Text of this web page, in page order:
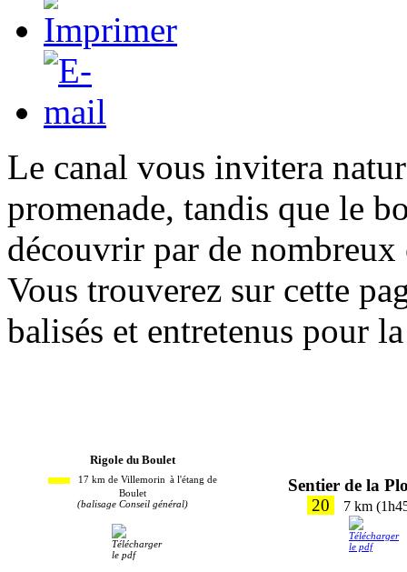
Le canal vous invitera
promenade, tandis que le
découvrir par de nombreux
Vous trouverez sur cette
balisés et entretenus pour
Rigole du Boulet
17 km de Villemorin à l'étang de
Boulet
(balisage Conseil général)
Sentier de la
20
7 km